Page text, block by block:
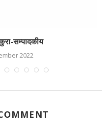
सम्पादकीय
2022